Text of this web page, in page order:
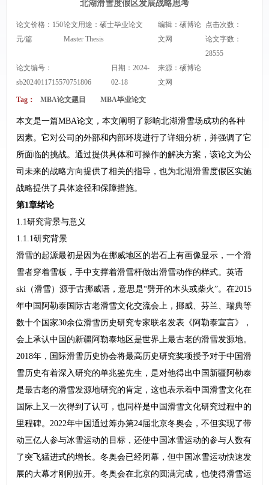
北湖滑雪度假区发展战略思考
论文价格：150
元/篇
论文用途：硕士毕业论文
Master Thesis
编辑：硕博论
文网
点击次数：
论文字数：
28555
论文编号：
sb2024011715570751806
日期：2024-
02-18
来源：硕博论
文网
Tag： MBA论文题目 MBA毕业论文
本文是一篇MBA论文，本文阐明了影响北湖滑雪场成功的各种
因素。它对公司的外部和内部环境进行了详细分析，并强调了它
所面临的挑战。通过提供具体和可操作的解决方案，该论文为公
司未来的战略方向提供了相关的指导，也为北湖滑雪度假区实施
战略提供了具体途径和保障措施。
第1章绪论
1.1研究背景与意义
1.1.1研究背景
滑雪的起源最初是因为在挪威地区的岩石上有画像显示，一个滑
雪者穿着雪板，手中支撑着滑雪杆做出滑雪动作的样式。英语
ski（滑雪）源于古挪威语，意思是“劈开的木头或柴火”。在2015
年中国阿勒泰国际古老滑雪文化交流会上，挪威、芬兰、瑞典等
数十个国家30余位滑雪历史研究专家联名发表《阿勒泰宣言》，
会上承认中国的新疆阿勒泰地区是世界上最古老的滑雪发源地。
2018年，国际滑雪历史协会将最高历史研究奖项授予对于中国滑
雪历史有着深入研究的单兆鉴先生，是对他得出中国新疆阿勒泰
是最古老的滑雪发源地研究的肯定，这也表示着中国滑雪文化在
国际上又一次得到了认可，也同样是中国滑雪文化研究过程中的
里程碑。2022年中国通过筹办第24届北京冬奥会，不但实现了带
动三亿人参与冰雪运动的目标，还使中国冰雪运动的参与人数有
了突飞猛进式的增长。冬奥会已经闭幕，但中国冰雪运动快速发
展的大幕才刚刚拉开。冬奥会在北京的圆满完成，也使得滑雪运